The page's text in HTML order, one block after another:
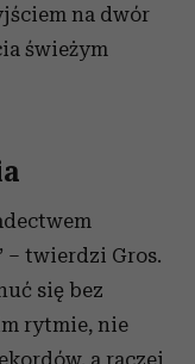
na dwór
świeżym
– twierdzi Gros.
się bez
rytmie, nie
a raczej